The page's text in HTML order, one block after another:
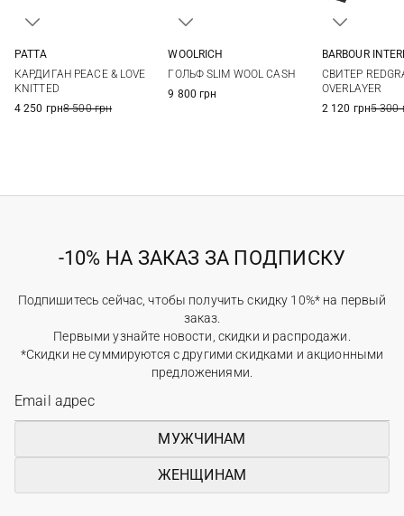
PATTA
КАРДИГАН PEACE & LOVE
KNITTED
4 250 грн8 500 грн
WOOLRICH
ГОЛЬФ SLIM WOOL CASH
9 800 грн
16
BARBOUR
СВИТЕР
OVERLAYER
2 120 грн5 300
-10% НА ЗАКАЗ ЗА ПОДПИСКУ
Подпишитесь сейчас, чтобы получить скидку 10%* на первый
заказ.
Первыми узнайте новости, скидки и распродажи.
*Скидки не суммируются с другими скидками и акционными
предложениями.
МУЖЧИНАМ
ЖЕНЩИНАМ